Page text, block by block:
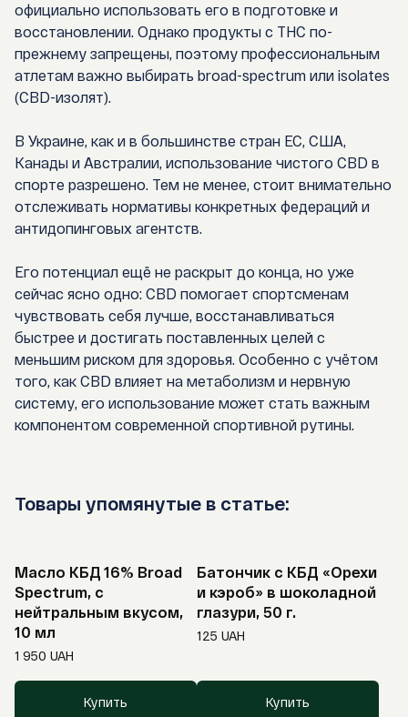
официально использовать его в подготовке и
восстановлении. Однако продукты с THC по-
прежнему запрещены, поэтому профессиональным
атлетам важно выбирать broad-spectrum или isolates
(CBD-изолят).
В Украине, как и в большинстве стран ЕС, США,
Канады и Австралии, использование чистого CBD в
спорте разрешено. Тем не менее, стоит внимательно
отслеживать нормативы конкретных федераций и
антидопинговых агентств.
Его потенциал ещё не раскрыт до конца, но уже
сейчас ясно одно: CBD помогает спортсменам
чувствовать себя лучше, восстанавливаться
быстрее и достигать поставленных целей с
меньшим риском для здоровья. Особенно с учётом
того, как CBD влияет на метаболизм и нервную
систему, его использование может стать важным
компонентом современной спортивной рутины.
Товары упомянутые в статье:
Масло КБД 16% Broad
Spectrum, с
нейтральным вкусом,
10 мл
1 950 UAH
Купить
Батончик с КБД «Орехи
и кэроб» в шоколадной
глазури, 50 г.
125 UAH
Купить